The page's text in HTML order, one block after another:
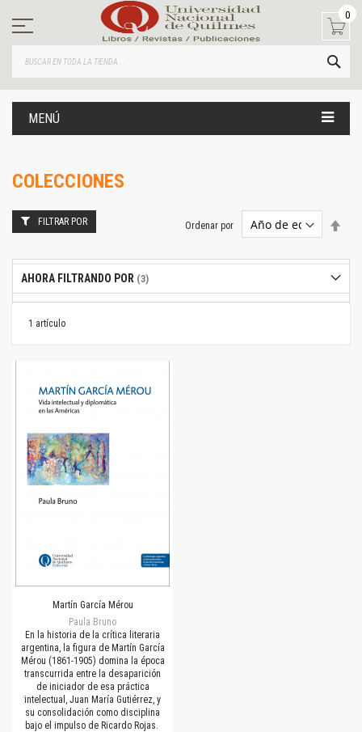
contenido
0
MENÚ
COLECCIONES
1 artículo
Ordenar por
Martín García Mérou
Paula Bruno
En la historia de la crítica literaria
argentina, la figura de Martín García
Mérou (1861-1905) domina la época
transcurrida entre la desaparición
de iniciador de esa práctica
intelectual, Juan María Gutiérrez, y
su consolidación como disciplina
bajo el impulso de Ricardo Rojas.
FILTRAR POR
AHORA FILTRANDO POR